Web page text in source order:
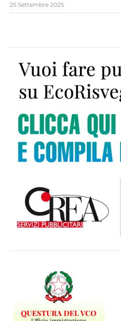
25 Settembre 2025